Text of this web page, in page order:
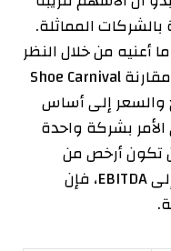
المماثلة.
أعنيه من خلال النظر
إلى الشركات الخمس التي قررت مقارنة Shoe Carnival
والسعر إلى أساس
بشركة واحدة
تكون أرخص من
هدفنا. وعندما ننظر إلى نهج EV إلى EBITDA، فإن